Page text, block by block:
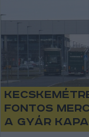
fontos
a gyár